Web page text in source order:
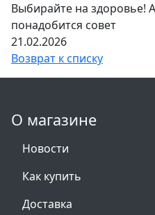
Выбирайте на здоровье!
понадобится совет
21.02.2026
Возврат к списку
О магазине
Новости
Как купить
Доставка